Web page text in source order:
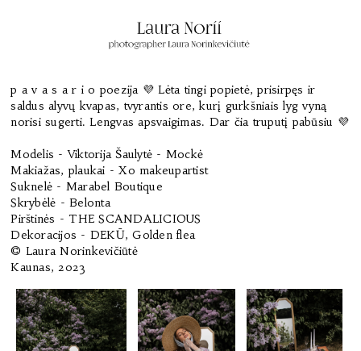
p a v a s a r i o poezija 💜 Lėta tingi popietė, prisirpęs ir
saldus alyvų kvapas, tvyrantis ore, kurį gurkšniais lyg vyną
norisi sugerti. Lengvas apsvaigimas. Dar čia truputį pabūsiu 💜
Modelis - Viktorija Šaulytė - Mockė
Makiažas, plaukai - Xo makeupartist
Suknelė - Marabel Boutique
Skrybėlė - Belonta
Pirštinės - THE SCANDALICIOUS
Dekoracijos - DEKŪ, Golden flea
© Laura Norinkevičiūtė
Kaunas, 2023